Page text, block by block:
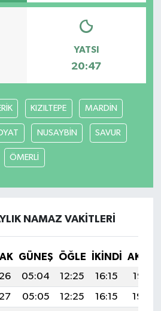
YATSI
20:47
KIZILTEPE MARDİN
NUSAYBİN SAVUR
ÖMERLİ
NAMAZ VAKITLERI
GÜNEŞ ÖĞLE İKINDI
05:04 12:25 16:15
19:35
05:05 12:25 16:15
19:34